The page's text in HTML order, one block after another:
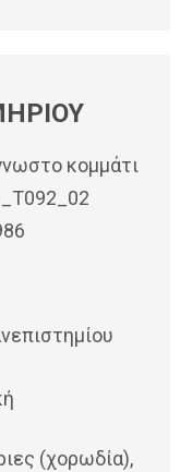
κομμάτι
(χορωδία),